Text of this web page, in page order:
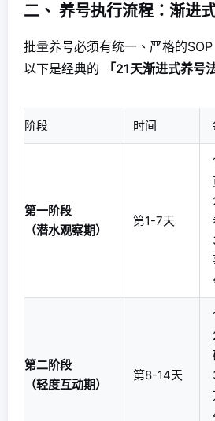
二、 养号执行流程：渐进
批量养号必须有统一、严格的
以下是经典的
「21天渐进式养号
阶段 时间
第一阶段
（潜水观察期）
第1-7天
第二阶段
（轻度互动期）
第8-14天